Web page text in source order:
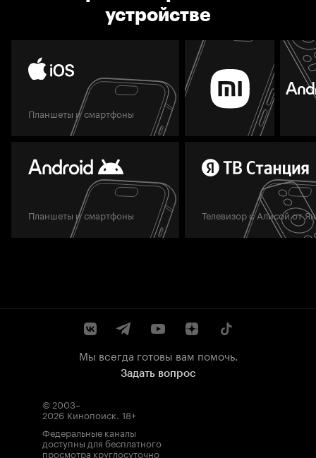
устройстве
Планшеты и смартфоны
Планшеты и смартфоны Телевизор с Алисой от
Мы всегда готовы вам помочь.
Задать вопрос
© 2003–
2026 Кинопоиск. 18+
Федеральные каналы
доступны для бесплатного
просмотра круглосуточно